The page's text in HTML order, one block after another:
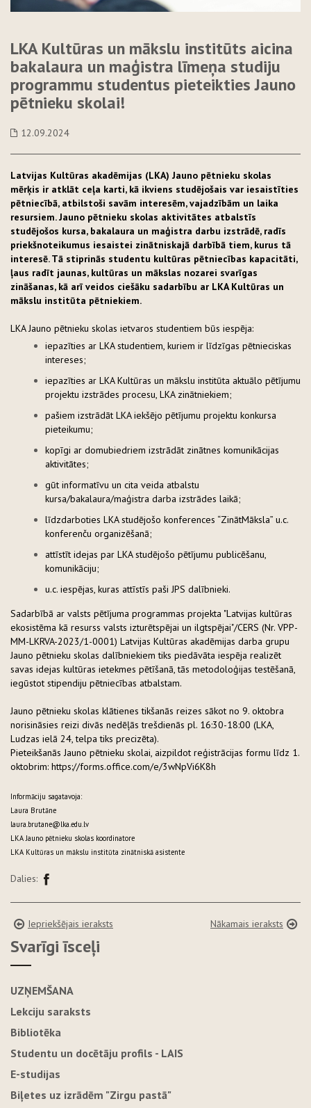
LKA Kultūras un mākslu institūts aicina
bakalaura un maģistra līmeņa studiju
programmu studentus pieteikties Jauno
pētnieku skolai!
12.09.2024
Latvijas Kultūras akadēmijas (LKA) Jauno pētnieku skolas
mērķis ir atklāt ceļa karti, kā ikviens studējošais var iesaistīties
pētniecībā, atbilstoši savām interesēm, vajadzībām un laika
resursiem. Jauno pētnieku skolas aktivitātes atbalstīs
studējošos kursa, bakalaura un maģistra darbu izstrādē, radīs
priekšnoteikumus iesaistei zinātniskajā darbībā tiem, kurus tā
interesē. Tā stiprinās studentu kultūras pētniecības kapacitāti,
ļaus radīt jaunas, kultūras un mākslas nozarei svarīgas
zināšanas, kā arī veidos ciešāku sadarbību ar LKA Kultūras un
mākslu institūta pētniekiem.
LKA Jauno pētnieku skolas ietvaros studentiem būs iespēja:
iepazīties ar LKA studentiem, kuriem ir līdzīgas pētnieciskas
intereses;
iepazīties ar LKA Kultūras un mākslu institūta aktuālo pētījumu
projektu izstrādes procesu, LKA zinātniekiem;
pašiem izstrādāt LKA iekšējo pētījumu projektu konkursa
pieteikumu;
kopīgi ar domubiedriem izstrādāt zinātnes komunikācijas
aktivitātes;
gūt informatīvu un cita veida atbalstu
kursa/bakalaura/maģistra darba izstrādes laikā;
līdzdarboties LKA studējošo konferences “ZinātMāksla” u.c.
konferenču organizēšanā;
attīstīt idejas par LKA studējošo pētījumu publicēšanu,
komunikāciju;
u.c. iespējas, kuras attīstīs paši JPS dalībnieki.
Sadarbībā ar valsts pētījuma programmas projekta "Latvijas kultūras
ekosistēma kā resurss valsts izturētspējai un ilgtspējai"/CERS (Nr. VPP-
MM-LKRVA-2023/1-0001) Latvijas Kultūras akadēmijas darba grupu
Jauno pētnieku skolas dalībniekiem tiks piedāvāta iespēja realizēt
savas idejas kultūras ietekmes pētīšanā, tās metodoloģijas testēšanā,
iegūstot stipendiju pētniecības atbalstam.
Jauno pētnieku skolas klātienes tikšanās reizes sākot no 9. oktobra
norisināsies reizi divās nedēļās trešdienās pl. 16:30-18:00 (LKA,
Ludzas ielā 24, telpa tiks precizēta).
Pieteikšanās Jauno pētnieku skolai, aizpildot reģistrācijas formu līdz 1.
oktobrim: https://forms.office.com/e/3wNpVi6K8h
Informāciju sagatavoja:
Laura Brutāne
laura.brutane@lka.edu.lv
LKA Jauno pētnieku skolas koordinatore
LKA Kultūras un mākslu institūta zinātniskā asistente
Dalies:
Iepriekšējais ieraksts Nākamais ieraksts
Svarīgi īsceļi
UZŅEMŠANA
Lekciju saraksts
Bibliotēka
Studentu un docētāju profils - LAIS
E-studijas
Biļetes uz izrādēm "Zirgu pastā"